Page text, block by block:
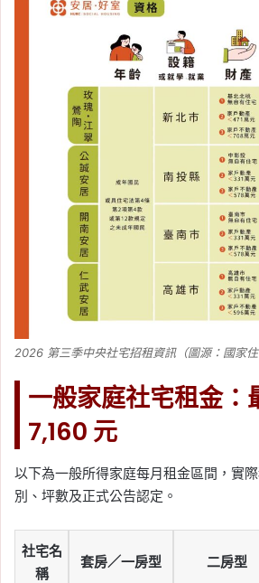
2026 第三季中央社宅招租資訊（圖源：國家住
一般家庭社宅租金：
7,160 元
以下為一般所得家庭每月租金區間，實
別、坪數及正式公告認定。
社宅名
稱
套房／一房型 二房型